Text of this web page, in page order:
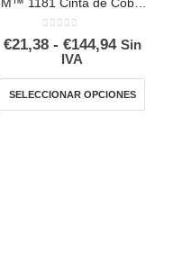
0 out of 5
€21,38 - €144,94Rango
€21,38
hasta
Sin
IVA
SELECCIONAR OPCIONES
Este producto tiene múltiples variantes. Las opciones se pueden elegir en la